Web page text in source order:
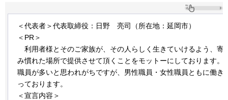
＜代表者＞代表取締役：日野 亮司（所在地：延岡市）
＜PR＞
利用者様とそのご家族が、その人らしく生きていけるよう、寄
み慣れた場所で提供させて頂くことをモットーにしております。
職員が多いと思われがちですが、男性職員・女性職員ともに働き
っております。
＜宣言内容＞